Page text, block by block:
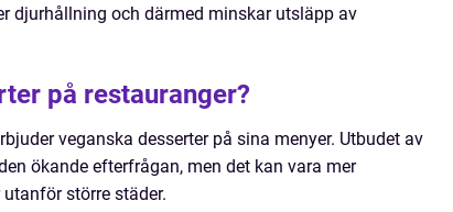
djurhållning och därmed minskar utsläpp av
på restauranger?
veganska desserter på sina menyer. Utbudet av
ökande efterfrågan, men det kan vara mer
större städer.